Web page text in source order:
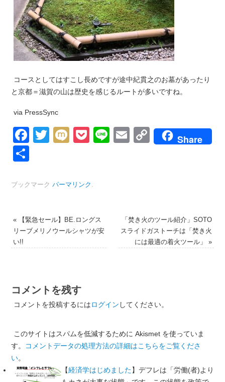
コースとしてはすこし長めですが途中紀貫之のお墓があったり
と京都＝滋賀の山は歴史を感じるルートが多いですね。
via PressSync
Facebook
Twitter
MixiPocket
LineEmailCopyShare
ブックマーク パーマリンク .
«【緊急セール】BE.ロングス
リーブメリノウールシャツが安
い!!
「焚き火のツール紹介」SOTO
スライドガストーチは「焚き火
には最適の着火ツール」»
コメントを残す
コメントを投稿するにはログイン してください。
このサイトはスパムを低減するために Akismet を使っていま
す。
コメントデータの処理方法の詳細はこちらをご覧くださ
い。
【経済学はじめました】デフレは「労働(者)より